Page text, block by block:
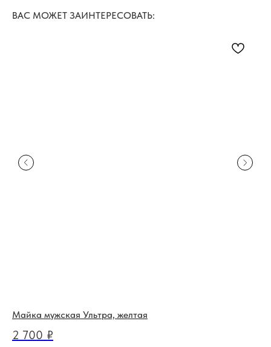
ВАС МОЖЕТ ЗАИНТЕРЕСОВАТЬ:
Майка мужская Ультра, желтая
2 700 ₽